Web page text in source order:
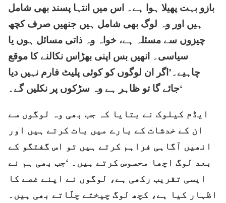
بازو بہت پھیلا ہوا ہے۔ اس میں انتہا پسند بھی شامل
ہیں اور وہ لوگ بھی شامل ہیں جنھیں صرف کچھ
چیزوں سے مسئلہ ہے، خواہ وہ ذاتی مسائل ہوں یا
سیاسی۔ انھیں بس اپنی بھڑاس نکالنے کا موقع
چاہیے۔’اگر ان لوگوں کو کوئی پلیٹ فارم نہیں دیا
جائے گا تو ظاہر ہے وہ سڑکوں پر نکلیں گے۔‘
ایڈم کیلوک نے بتایا کہ جب بھی وہ لوگوں سے
ان کے خدشات کے بارے میں بات کرتے ہیں اور
انھیں آگاہی فراہم کرتے ہیں تو اس گفتگو کے
بعد لوگ اچھا محسوس کرتے ہیں۔ ‘جب بھی ہم نے
ایسی تقریب رکھی ہے، لوگوں نے اپنے غصے کا
اظہار کیا ہے، کچھ لوگ چیختے چلّاتے بھی ہیں۔